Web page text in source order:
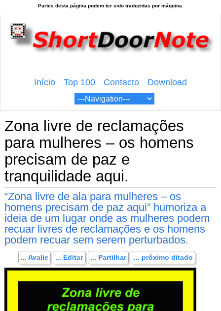
Início Top 100 Contacto Download
Zona livre de reclamações
para mulheres – os homens
precisam de paz e
tranquilidade aqui.
“Zona livre de ala para mulheres – os
homens precisam de paz aqui” humoriza a
ideia de um lugar onde as mulheres podem
recuar livres de reclamações e os homens
podem recuar sem serem perturbados.
... Avalie ... Editar ... Partilhar ... próximo ditado